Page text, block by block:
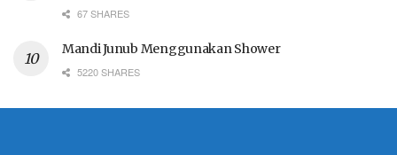
67 SHARES
Mandi Junub Menggunakan Shower
5220 SHARES